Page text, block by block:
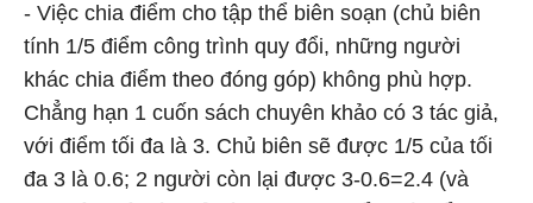
- Việc chia điểm cho tập thể biên soạn (chủ biên
tính 1/5 điểm công trình quy đổi, những người
khác chia điểm theo đóng góp) không phù hợp.
Chẳng hạn 1 cuốn sách chuyên khảo có 3 tác giả,
với điểm tối đa là 3. Chủ biên sẽ được 1/5 của tối
đa 3 là 0.6; 2 người còn lại được 3-0.6=2.4 (và